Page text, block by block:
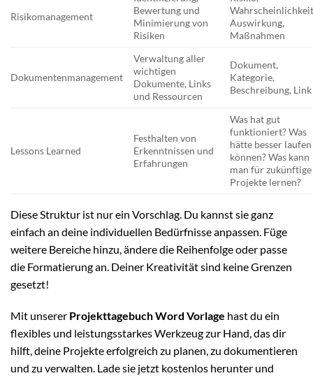
Risikomanagement
Bewertung und
Minimierung von
Risiken
Auswirkung,
Maßnahmen
Dokumentenmanagement
Verwaltung aller
wichtigen
Dokumente, Links
und Ressourcen
Dokument,
Kategorie,
Beschreibung, Link
Lessons Learned
Festhalten von
Erkenntnissen und
Erfahrungen
Was hat gut
funktioniert? Was
hätte besser laufen
können? Was kann
man für zukünftige
Projekte lernen?
Diese Struktur ist nur ein Vorschlag. Du kannst sie ganz
einfach an deine individuellen Bedürfnisse anpassen. Füge
weitere Bereiche hinzu, ändere die Reihenfolge oder passe
die Formatierung an. Deiner Kreativität sind keine Grenzen
gesetzt!
Mit unserer Projekttagebuch Word Vorlage hast du ein
flexibles und leistungsstarkes Werkzeug zur Hand, das dir
hilft, deine Projekte erfolgreich zu planen, zu dokumentieren
und zu verwalten. Lade sie jetzt kostenlos herunter und